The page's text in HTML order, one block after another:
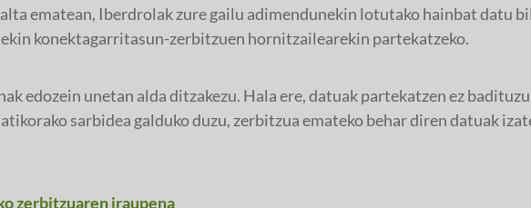
ematean, Iberdrolak zure gailu adimendunekin lotutako hainbat datu
konektagarritasun-zerbitzuen hornitzailearekin partekatzeko.
edozein unetan alda ditzakezu. Hala ere, datuak partekatzen ez
sarbidea galduko duzu, zerbitzua emateko behar diren datuak
zerbitzuaren iraupena